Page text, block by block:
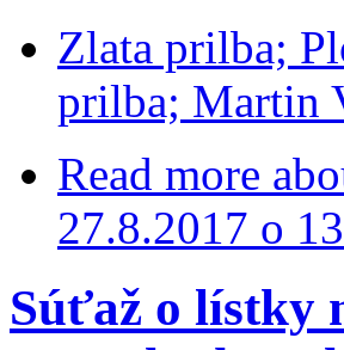
Zlata prilba;
prilba; Martin
Read more
27.8.2017 o
Súťaž o lístky